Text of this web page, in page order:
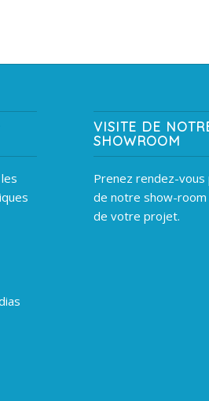
VISITE DE
SHOWROOM
Prenez rendez-vous
de notre show-
de votre projet.